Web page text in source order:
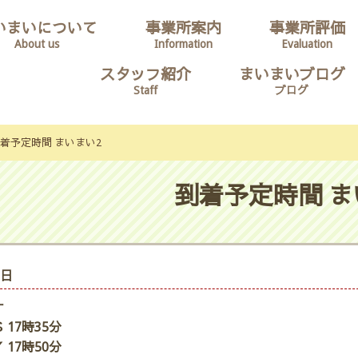
まいについて
About us
事業所案内
Information
事業所評価
Evaluation
スタッフ紹介
Staff
まいまいブログ
ブログ
予定時間 まいまい2
到着予定時間
17時35分
17時50分